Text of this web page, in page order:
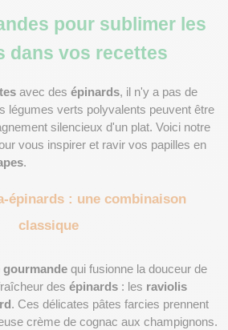
pour sublimer les
dans vos recettes
avec des épinards, il n'y a pas de
légumes verts polyvalents peuvent être
silencieux d'un plat. Voici notre
vous inspirer et ravir vos papilles en
.
épinards : une combinaison
classique
gourmande qui fusionne la douceur de
des épinards : les raviolis
. Ces délicates pâtes farcies prennent
crème de cognac aux champignons.